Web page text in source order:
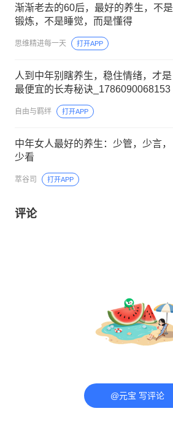
渐渐老去的60后，最好的养生，不是
锻炼，不是睡觉，而是懂得
思维精进每一天 打开APP
人到中年别瞎养生，稳住情绪，才是
最便宜的长寿秘诀_1786090068153
自由与羁绊 打开APP
中年女人最好的养生：少管，少言，
少看
萃谷司 打开APP
评论
@元宝 写评论